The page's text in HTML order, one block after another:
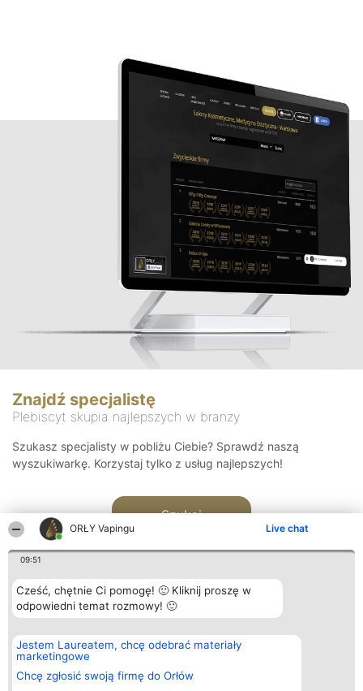
ORŁY Vapingu Live chat
09:51
Cześć, chętnie Ci pomogę! 🙂 Kliknij proszę w
odpowiedni temat rozmowy! 🙂
Jestem Laureatem, chcę odebrać materiały
marketingowe
Chcę zgłosić swoją firmę do Orłów
Znajdź specjalistę
Plebiscyt skupia najlepszych w branży
Szukasz specjalisty w pobliżu Ciebie? Sprawdź naszą
wyszukiwarkę. Korzystaj tylko z usług najlepszych!
Szukaj
Organizator plebiscytu
Bright Side Solutions sp. z o.
o. sp. k.
ul. Ruska 22
Wrocław 50-079
Plebiscyt
Laureaci
wszystkich
Laureatów
Kontakt
Kontakt